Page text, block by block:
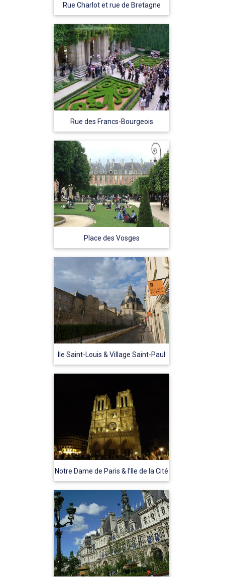
Rue Charlot et rue de Bretagne
Rue des Francs-Bourgeois
Place des Vosges
Ile Saint-Louis & Village Saint-Paul
Notre Dame de Paris & l'Ile de la Cité